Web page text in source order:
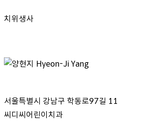
치위생사
navigation
서울특별시 강남구 학동로97길 11
씨디씨어린이치과